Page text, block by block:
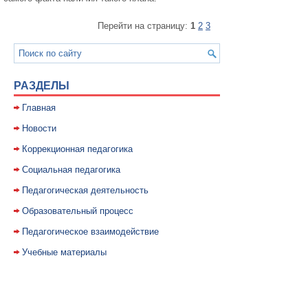
Перейти на страницу: 1 2 3
РАЗДЕЛЫ
Главная
Новости
Коррекционная педагогика
Социальная педагогика
Педагогическая деятельность
Образовательный процесс
Педагогическое взаимодействие
Учебные материалы